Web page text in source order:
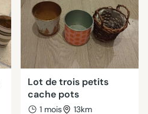
Lot de trois petits
cache pots
1 mois 13km